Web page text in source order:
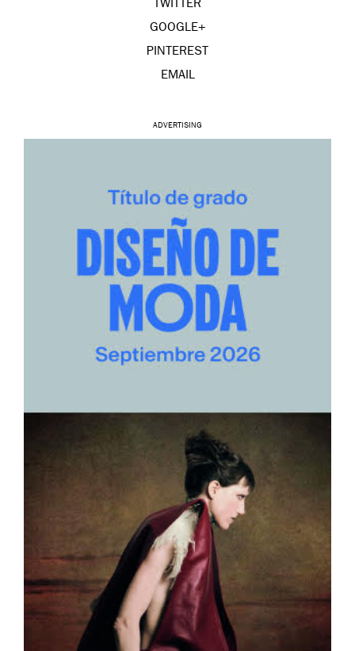
TWITTER
GOOGLE+
PINTEREST
EMAIL
ADVERTISING